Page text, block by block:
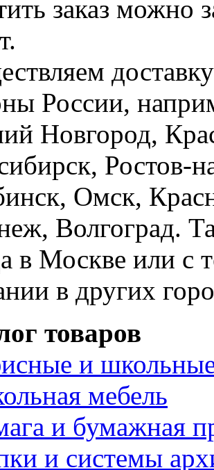
заказ можно
России,
Новгород,
Ростов-
Омск,
Волгоград.
в Москве или с
в других
товаров
и
мебель
и бумажная
и системы